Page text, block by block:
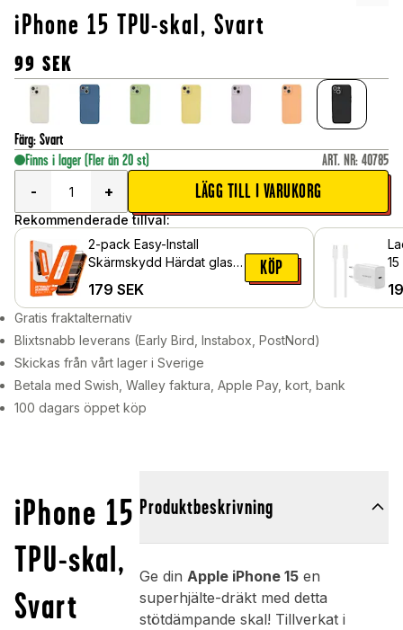
iPhone 15 TPU-skal, Svart
99 SEK
Färg: Svart
Finns i lager (Fler än 20 st) ART. NR: 40785
-
+ LÄGG TILL I VARUKORG
Rekommenderade tillval:
2-pack Easy-Install
Skärmskydd Härdat glas
179 SEK
KÖP
Gratis fraktalternativ
Blixtsnabb leverans (Early Bird, Instabox, PostNord)
Skickas från vårt lager i Sverige
Betala med Swish, Walley faktura, Apple Pay, kort, bank
100 dagars öppet köp
iPhone 15
TPU-skal,
Svart
Produktbeskrivning
Ge din Apple iPhone 15en
superhjälte-dräkt med detta
stötdämpande skal! Tillverkat i